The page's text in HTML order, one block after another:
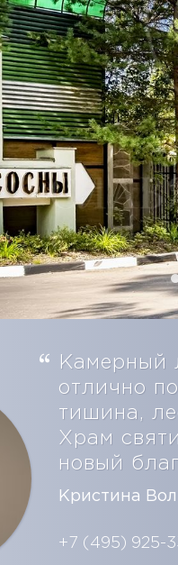
Камерный
отлично
тишина,
Храм
новый
Кристина
+7 (495) 925-